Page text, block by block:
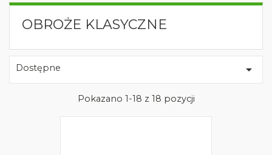
OBROŻE KLASYCZNE
Dostępne 
Pokazano 1-18 z 18 pozycji